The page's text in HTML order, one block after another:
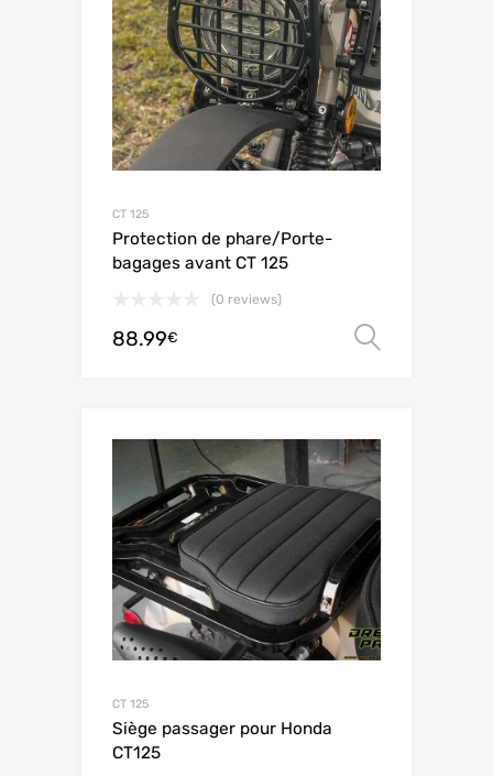
CT 125
Protection de phare/Porte-
bagages avant CT 125
(0 reviews)
88.99€
CT 125
Siège passager pour Honda
CT125